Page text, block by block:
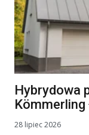
Hybrydowa
Kömmerling
28 lipiec 2026